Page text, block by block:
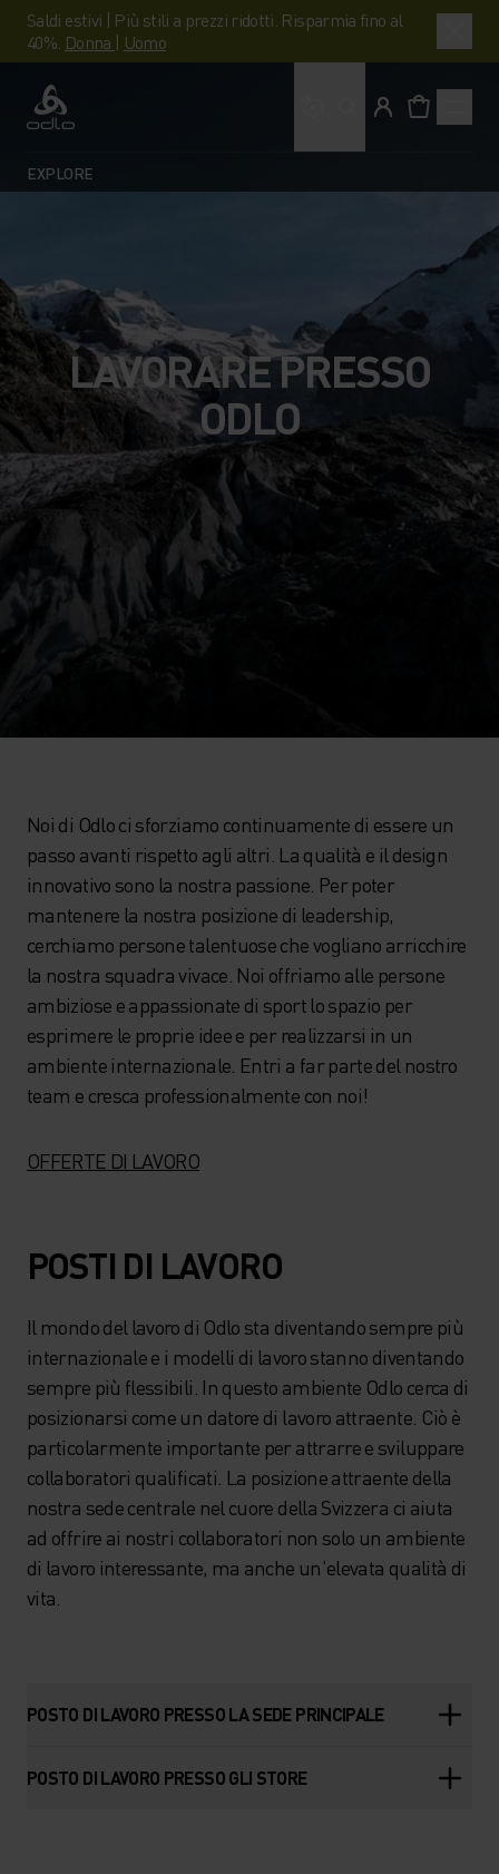
Saldi estivi | Più stili a prezzi ridotti. Risparmia fino al
40%. Donna | Uomo
Odlo
EXPLORE
LAVORARE PRESSO
ODLO
Noi di Odlo ci sforziamo continuamente di essere un
passo avanti rispetto agli altri. La qualità e il design
innovativo sono la nostra passione. Per poter
mantenere la nostra posizione di leadership,
cerchiamo persone talentuose che vogliano arricchire
la nostra squadra vivace. Noi offriamo alle persone
ambiziose e appassionate di sport lo spazio per
esprimere le proprie idee e per realizzarsi in un
ambiente internazionale. Entri a far parte del nostro
team e cresca professionalmente con noi!
OFFERTE DI LAVORO
POSTI DI LAVORO
Il mondo del lavoro di Odlo sta diventando sempre più
internazionale e i modelli di lavoro stanno diventando
sempre più flessibili. In questo ambiente Odlo cerca di
posizionarsi come un datore di lavoro attraente. Ciò è
particolarmente importante per attrarre e sviluppare
collaboratori qualificati. La posizione attraente della
nostra sede centrale nel cuore della Svizzera ci aiuta
ad offrire ai nostri collaboratori non solo un ambiente
di lavoro interessante, ma anche un'elevata qualità di
vita.
POSTO DI LAVORO PRESSO LA SEDE PRINCIPALE
POSTO DI LAVORO PRESSO GLI STORE